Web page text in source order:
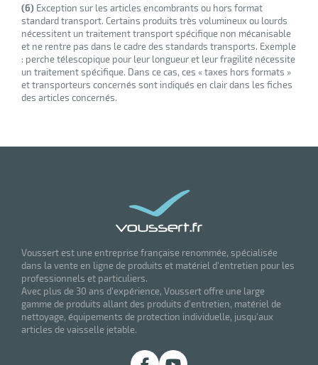
(6) Exception sur les articles encombrants ou hors format
standard transport. Certains produits très volumineux ou lourds
nécessitent un traitement transport spécifique non mécanisable
et ne rentre pas dans le cadre des standards transports. Exemple
: perche télescopique pour leur longueur et leur fragilité nécessite
un traitement spécifique. Dans ce cas, ces « taxes hors formats »
et transporteurs concernés sont indiqués en clair dans les fiches
des articles concernés.
Voussert est une entreprise française renommée, spécialisée
dans la vente en ligne de produits et matériel d'entretien pour les
professionnels et particuliers.
Avec plus de 30 ans d'expérience, Voussert offre une large
gamme de produits allant des produits d'entretien, matériel de
nettoyage, équipements de protection individuelle, jusqu'aux
articles de vaisselle jetable.